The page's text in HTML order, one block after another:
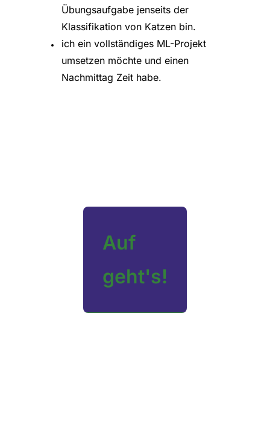
Übungsaufgabe jenseits der
Klassifikation von Katzen bin.
ich ein vollständiges ML-Projekt
umsetzen möchte und einen
Nachmittag Zeit habe.
Auf
geht's!